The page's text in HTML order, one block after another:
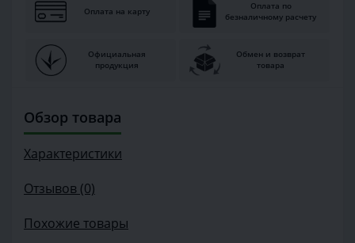
Оплата на карту
Оплата по
безналичному расчету
Официальная
продукция
Обмен и возврат
товара
Обзор товара
Характеристики
Отзывов (0)
Похожие товары